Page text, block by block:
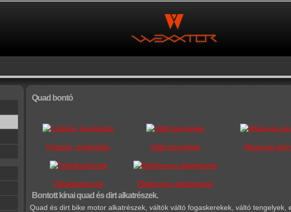
Quad bontó
Futómű, meghajtás Váltó tengelyek Műanyag
Fékalkatrészek Elektromos alkatrészek
Bontott kínai quad és dirt alkatrészek.
Quad és dirt bike motor alkatrészek, váltók váltó fogaskerekek, váltó tengelyek,